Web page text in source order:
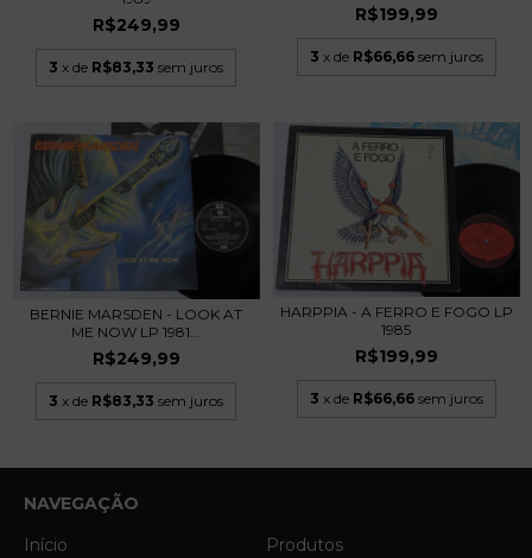
R$249,99
3 x de R$83,33 sem juros
R$199,99
3 x de R$66,66 sem juros
BERNIE MARSDEN - LOOK AT
ME NOW LP 1981...
R$249,99
3 x de R$83,33 sem juros
HARPPIA - A FERRO E FOGO LP
1985
R$199,99
3 x de R$66,66 sem juros
NAVEGAÇÃO
Início
Produtos